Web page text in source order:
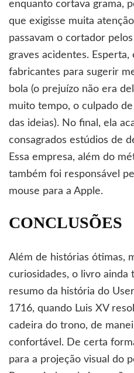
enquanto cortava grama,
que exigisse muita
passavam o cortador
graves acidentes.
fabricantes para sugerir
bola (o prejuízo não era
muito tempo, o culpado
das ideias). No final, ela
consagrados estúdios de
Essa empresa, além do
também foi responsável
mouse para a Apple.
CONCLUSÕES
Além de histórias ótimas,
curiosidades, o livro ainda
resumo da história do
1716, quando Luis XV
cadeira do trono, de
confortável. De certa
para a projeção visual do